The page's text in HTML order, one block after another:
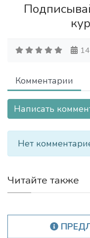
Комментарии
Написать
Нет
Читайте также